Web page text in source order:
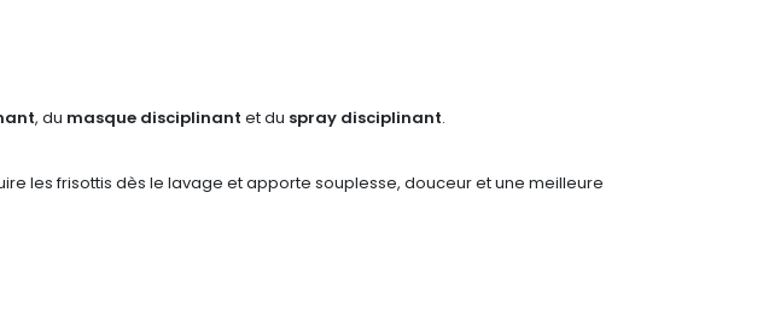
, du masque disciplinant et du spray disciplinant.
les frisottis dès le lavage et apporte souplesse, douceur et une meilleure